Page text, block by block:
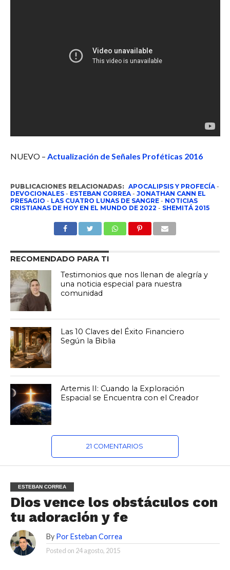
NUEVO – Actualización de Señales Proféticas 2016
PUBLICACIONES RELACIONADAS: APOCALIPSIS Y PROFECÍA-
DEVOCIONALES- ESTEBAN CORREA- JONATHAN CANN EL
PRESAGIO - LAS CUATRO LUNAS DE SANGRE- NOTICIAS
CRISTIANAS DE HOY EN EL MUNDO DE 2022 - SHEMITÁ 2015
RECOMENDADO PARA TI
Testimonios que nos llenan de alegría y
una noticia especial para nuestra
comunidad
Las 10 Claves del Éxito Financiero
Según la Biblia
Artemis II: Cuando la Exploración
Espacial se Encuentra con el Creador
21 COMENTARIOS
ESTEBAN CORREA
Dios vence los obstáculos con
tu adoración y fe
By Por Esteban Correa
Posted on 24 agosto, 2015